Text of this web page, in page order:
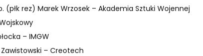
(płk rez) Marek Wrzosek – Akademia Sztuki Wojennej
– IMGW
– Creotech